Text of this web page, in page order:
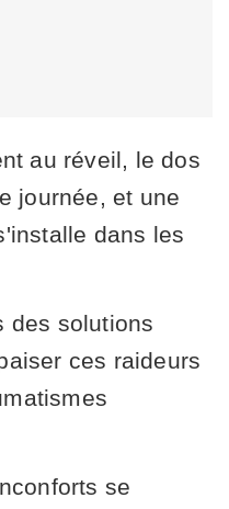
au réveil, le dos
journée, et une
dans les
des solutions
ces raideurs
se